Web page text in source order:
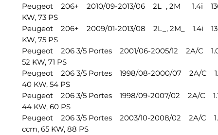
Peugeot 206+ 2010/09-2013/06 2L_, 2M_ 1.4i
KW, 73 PS
Peugeot 206+ 2009/01-2013/08 2L_, 2M_ 1.4i
KW, 75 PS
Peugeot 206 3/5 Portes 2001/06-2005/12 2A/C
52 KW, 71 PS
Peugeot 206 3/5 Portes 1998/08-2000/07 2A/C
40 KW, 54 PS
Peugeot 206 3/5 Portes 1998/09-2007/02 2A/C
44 KW, 60 PS
Peugeot 206 3/5 Portes 2003/10-2008/02 2A/C
ccm, 65 KW, 88 PS